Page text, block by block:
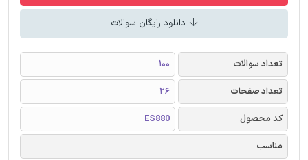
دانلود رایگان سوالات
تعداد سوالات
100
تعداد صفحات
26
کد محصول
ES880
مناسب